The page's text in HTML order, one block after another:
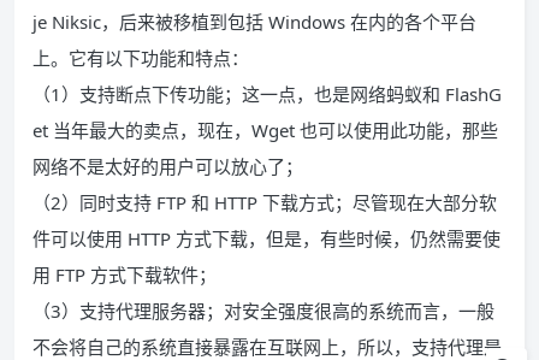
je Niksic，后来被移植到包括 Windows 在内的各个平台
上。它有以下功能和特点：
（1）支持断点下传功能；这一点，也是网络蚂蚁和 FlashG
et 当年最大的卖点，现在，Wget 也可以使用此功能，那些
网络不是太好的用户可以放心了；
（2）同时支持 FTP 和 HTTP 下载方式；尽管现在大部分软
件可以使用 HTTP 方式下载，但是，有些时候，仍然需要使
用 FTP 方式下载软件；
（3）支持代理服务器；对安全强度很高的系统而言，一般
不会将自己的系统直接暴露在互联网上，所以，支持代理是